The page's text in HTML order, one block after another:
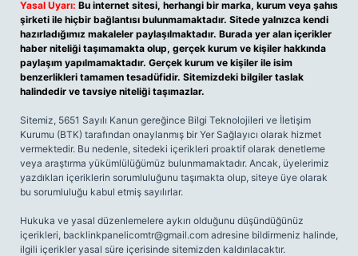
Yasal Uyarı: Bu internet sitesi, herhangi bir marka, kurum veya şahıs
şirketi ile hiçbir bağlantısı bulunmamaktadır. Sitede yalnızca kendi
hazırladığımız makaleler paylaşılmaktadır. Burada yer alan içerikler
haber niteliği taşımamakta olup, gerçek kurum ve kişiler hakkında
paylaşım yapılmamaktadır. Gerçek kurum ve kişiler ile isim
benzerlikleri tamamen tesadüfidir. Sitemizdeki bilgiler taslak
halindedir ve tavsiye niteliği taşımazlar.
Sitemiz, 5651 Sayılı Kanun gereğince Bilgi Teknolojileri ve İletişim
Kurumu (BTK) tarafından onaylanmış bir Yer Sağlayıcı olarak hizmet
vermektedir. Bu nedenle, sitedeki içerikleri proaktif olarak denetleme
veya araştırma yükümlülüğümüz bulunmamaktadır. Ancak, üyelerimiz
yazdıkları içeriklerin sorumluluğunu taşımakta olup, siteye üye olarak
bu sorumluluğu kabul etmiş sayılırlar.
Hukuka ve yasal düzenlemelere aykırı olduğunu düşündüğünüz
içerikleri, backlinkpanelicomtr@gmail.com adresine bildirmeniz halinde,
ilgili içerikler yasal süre içerisinde sitemizden kaldırılacaktır.